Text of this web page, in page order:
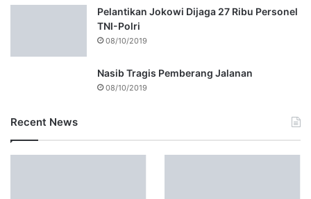
Pelantikan Jokowi Dijaga 27 Ribu Personel
TNI-Polri
08/10/2019
Nasib Tragis Pemberang Jalanan
08/10/2019
Recent News